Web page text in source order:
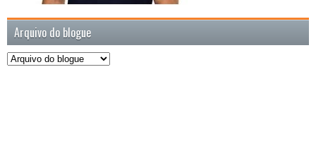
Arquivo do blogue